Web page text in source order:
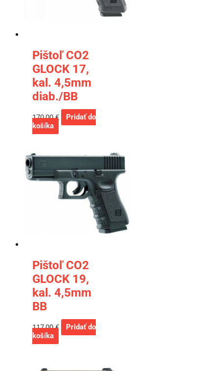
Pištoľ CO2
GLOCK 17,
kal. 4,5mm
diab./BB
170,00€
Pridať do
košíka
Pištoľ CO2
GLOCK 19,
kal. 4,5mm
BB
117,00€
Pridať do
košíka